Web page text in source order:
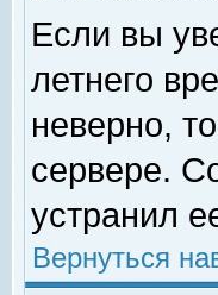
Если вы
летнего
неверно,
сервере.
устранил
Вернуться